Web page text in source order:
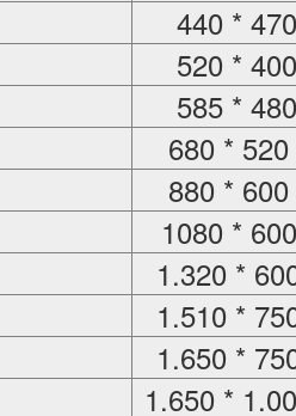
440 *
520 *
585 *
680 *
880 *
1080 *
1.320 *
1.510 *
1.650 *
1.650 *